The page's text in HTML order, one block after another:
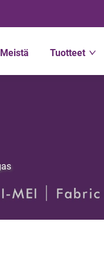
Meistä Tuotteet